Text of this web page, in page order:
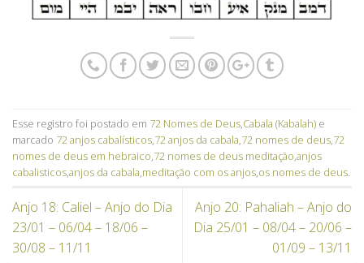
Esse registro foi postado em 72 Nomes de Deus Cabala (Kabalah) e
marcado 72 anjos cabalísticos 72 anjos da cabala 72 nomes de deus 72
nomes de deus em hebraico 72 nomes de deus meditação anjos
cabalisticosanjos da cabala meditação com os anjos os nomes de deus
Anjo 18: Caliel – Anjo do Dia
23/01 – 06/04 – 18/06 –
30/08 – 11/11
Anjo 20: Pahaliah – Anjo do
Dia 25/01 – 08/04 – 20/06 –
01/09 – 13/11